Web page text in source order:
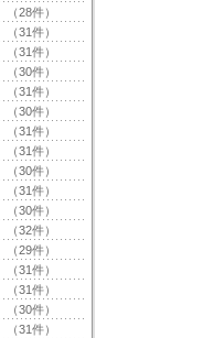
（28件）
（31件）
（31件）
（30件）
（31件）
（30件）
（31件）
（31件）
（30件）
（31件）
（30件）
（32件）
（29件）
（31件）
（31件）
（30件）
（31件）